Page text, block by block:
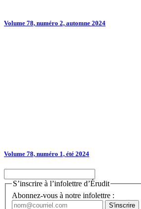
Volume 78, numéro 2, automne 2024
Volume 78, numéro 1, été 2024
S’inscrire à l’infolettre d’Érudit
Abonnez-vous à notre infolettre :